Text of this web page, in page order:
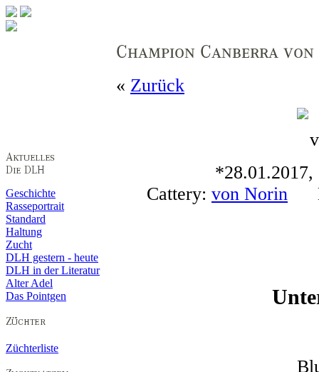
Geschichte
Rasseportrait
Standard
Haltung
Zucht
DLH gestern - heute
DLH in der Literatur
Alter Adel
Das Pointgen
Züchterliste
« Zurück
Cattery: von Norin